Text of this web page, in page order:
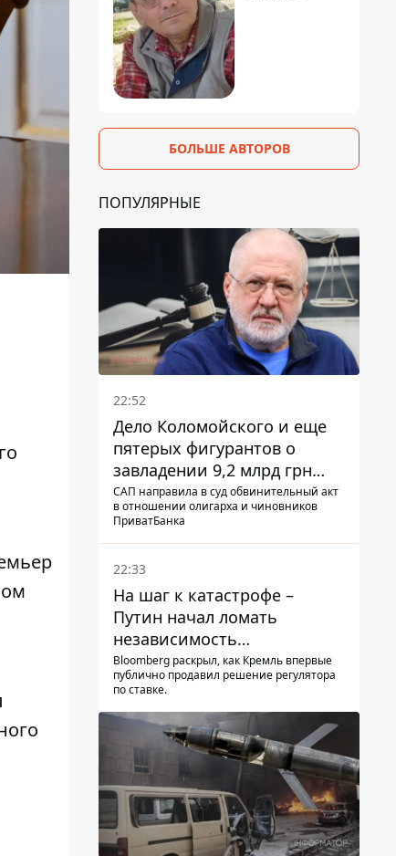
БОЛЬШЕ АВТОРОВ
ПОПУЛЯРНЫЕ
22:52
Дело Коломойского и еще
пятерых фигурантов о
завладении 9,2 млрд грн
ПриватБанка направили в
суд
САП направила в суд обвинительный акт
в отношении олигарха и чиновников
ПриватБанка
22:33
На шаг к катастрофе –
Путин начал ломать
независимость
собственного Центробанка,
заставив снизить базовую
Bloomberg раскрыл, как Кремль впервые
публично продавил решение регулятора
по ставке.